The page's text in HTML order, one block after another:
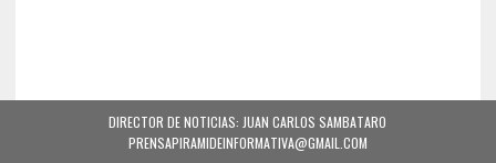
DIRECTOR DE NOTICIAS: JUAN CARLOS SAMBATARO
PRENSAPIRAMIDEINFORMATIVA@GMAIL.COM